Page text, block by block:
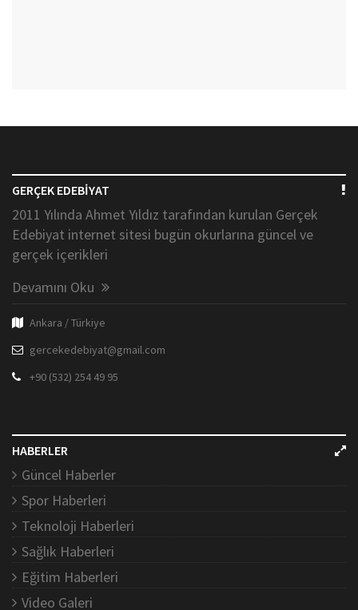
GERÇEK EDEBİYAT
2011 Yılında Ahmet Yıldız tarafından kurulan Gerçek
Edebiyat internet sitesi bugün okurlarına güncel ve
gerçek içerikleri
Devamını Oku
Ankara / Türkiye
gercekedebiyat@gmail.com
+90 (532) 254 49 95
HABERLER
Güncel Haberler
Spor Haberleri
Teknoloji Haberleri
Sağlık Haberleri
Eğitim Haberleri
Video Galeri